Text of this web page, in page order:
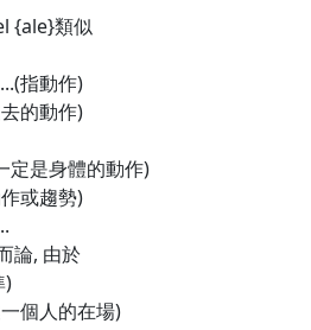
{ale}類似
指動作)
的動作)
定是身體的動作)
或趨勢)
論, 由於
)
個人的在場)